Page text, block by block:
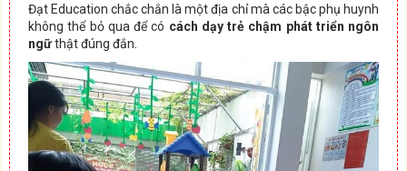
Đạt Education chắc chắn là một địa chỉ mà các bậc phụ huynh
không thể bỏ qua để có cách dạy trẻ chậm phát triển ngôn
ngữthật đúng đắn.